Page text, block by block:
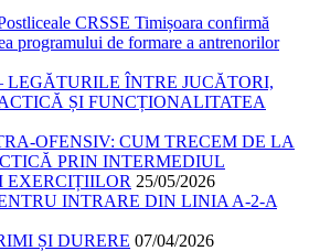
CRSSE Timișoara confirmă
programului de formare a antrenorilor
LEGĂTURILE ÎNTRE JUCĂTORI,
ȘI FUNCȚIONALITATEA
OFENSIV: CUM TRECEM DE LA
PRIN INTERMEDIUL
EXERCIȚIILOR 25/05/2026
INTRARE DIN LINIA A-2-A
ȘI DURERE 07/04/2026